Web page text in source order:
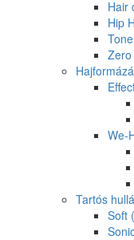
Hair
Hip
Tone
Zero
We-
Tartós
Soft